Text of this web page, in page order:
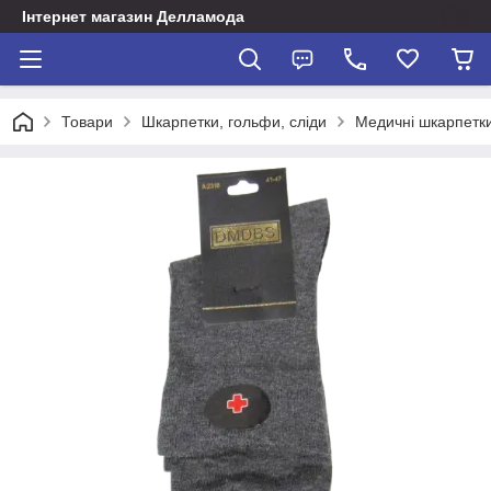
Інтернет магазин Делламода
Товари Шкарпетки, гольфи, сліди Медичні